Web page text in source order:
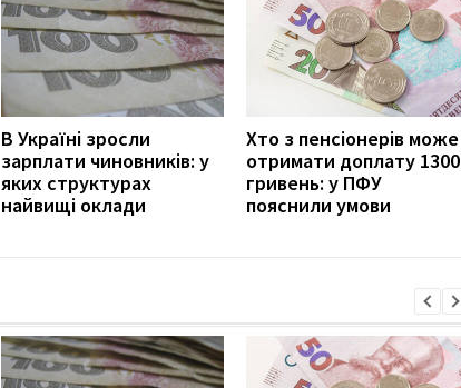
В Україні зросли
зарплати чиновників: у
яких структурах
найвищі оклади
Хто з пенсіонерів може
отримати доплату 1300
гривень: у ПФУ
пояснили умови